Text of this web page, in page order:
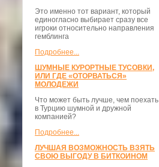
Это именно тот вариант, который
единогласно выбирает сразу все
игроки относительно направления
гемблинга
Подробнее...
ШУМНЫЕ КУРОРТНЫЕ ТУСОВКИ,
ИЛИ ГДЕ «ОТОРВАТЬСЯ»
МОЛОДЕЖИ
Что может быть лучше, чем поехать
в Турцию шумной и дружной
компанией?
Подробнее...
ЛУЧШАЯ ВОЗМОЖНОСТЬ ВЗЯТЬ
СВОЮ ВЫГОДУ В БИТКОИНОМ